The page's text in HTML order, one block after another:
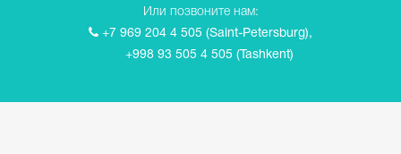
Или позвоните нам:
+7 969 204 4 505 (Saint-Petersburg),
+998 93 505 4 505 (Tashkent)